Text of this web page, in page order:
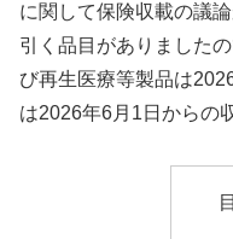
に関して保険収載の議
引く品目がありました
び再生医療等製品は
は2026年6月1日からの